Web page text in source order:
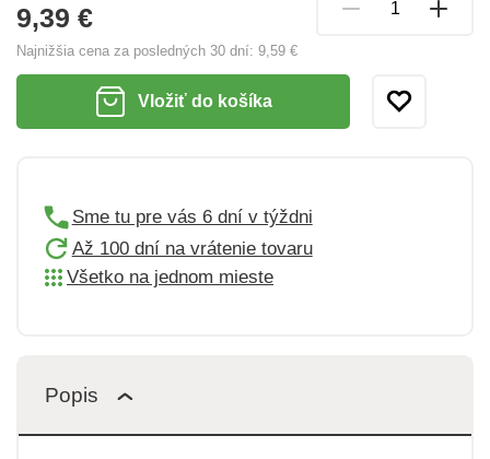
9,39 €
Najnižšia cena za posledných 30 dní: 9,59 €
Vložiť do košíka
Sme tu pre vás 6 dní v týždni
Až 100 dní na vrátenie tovaru
Všetko na jednom mieste
Popis